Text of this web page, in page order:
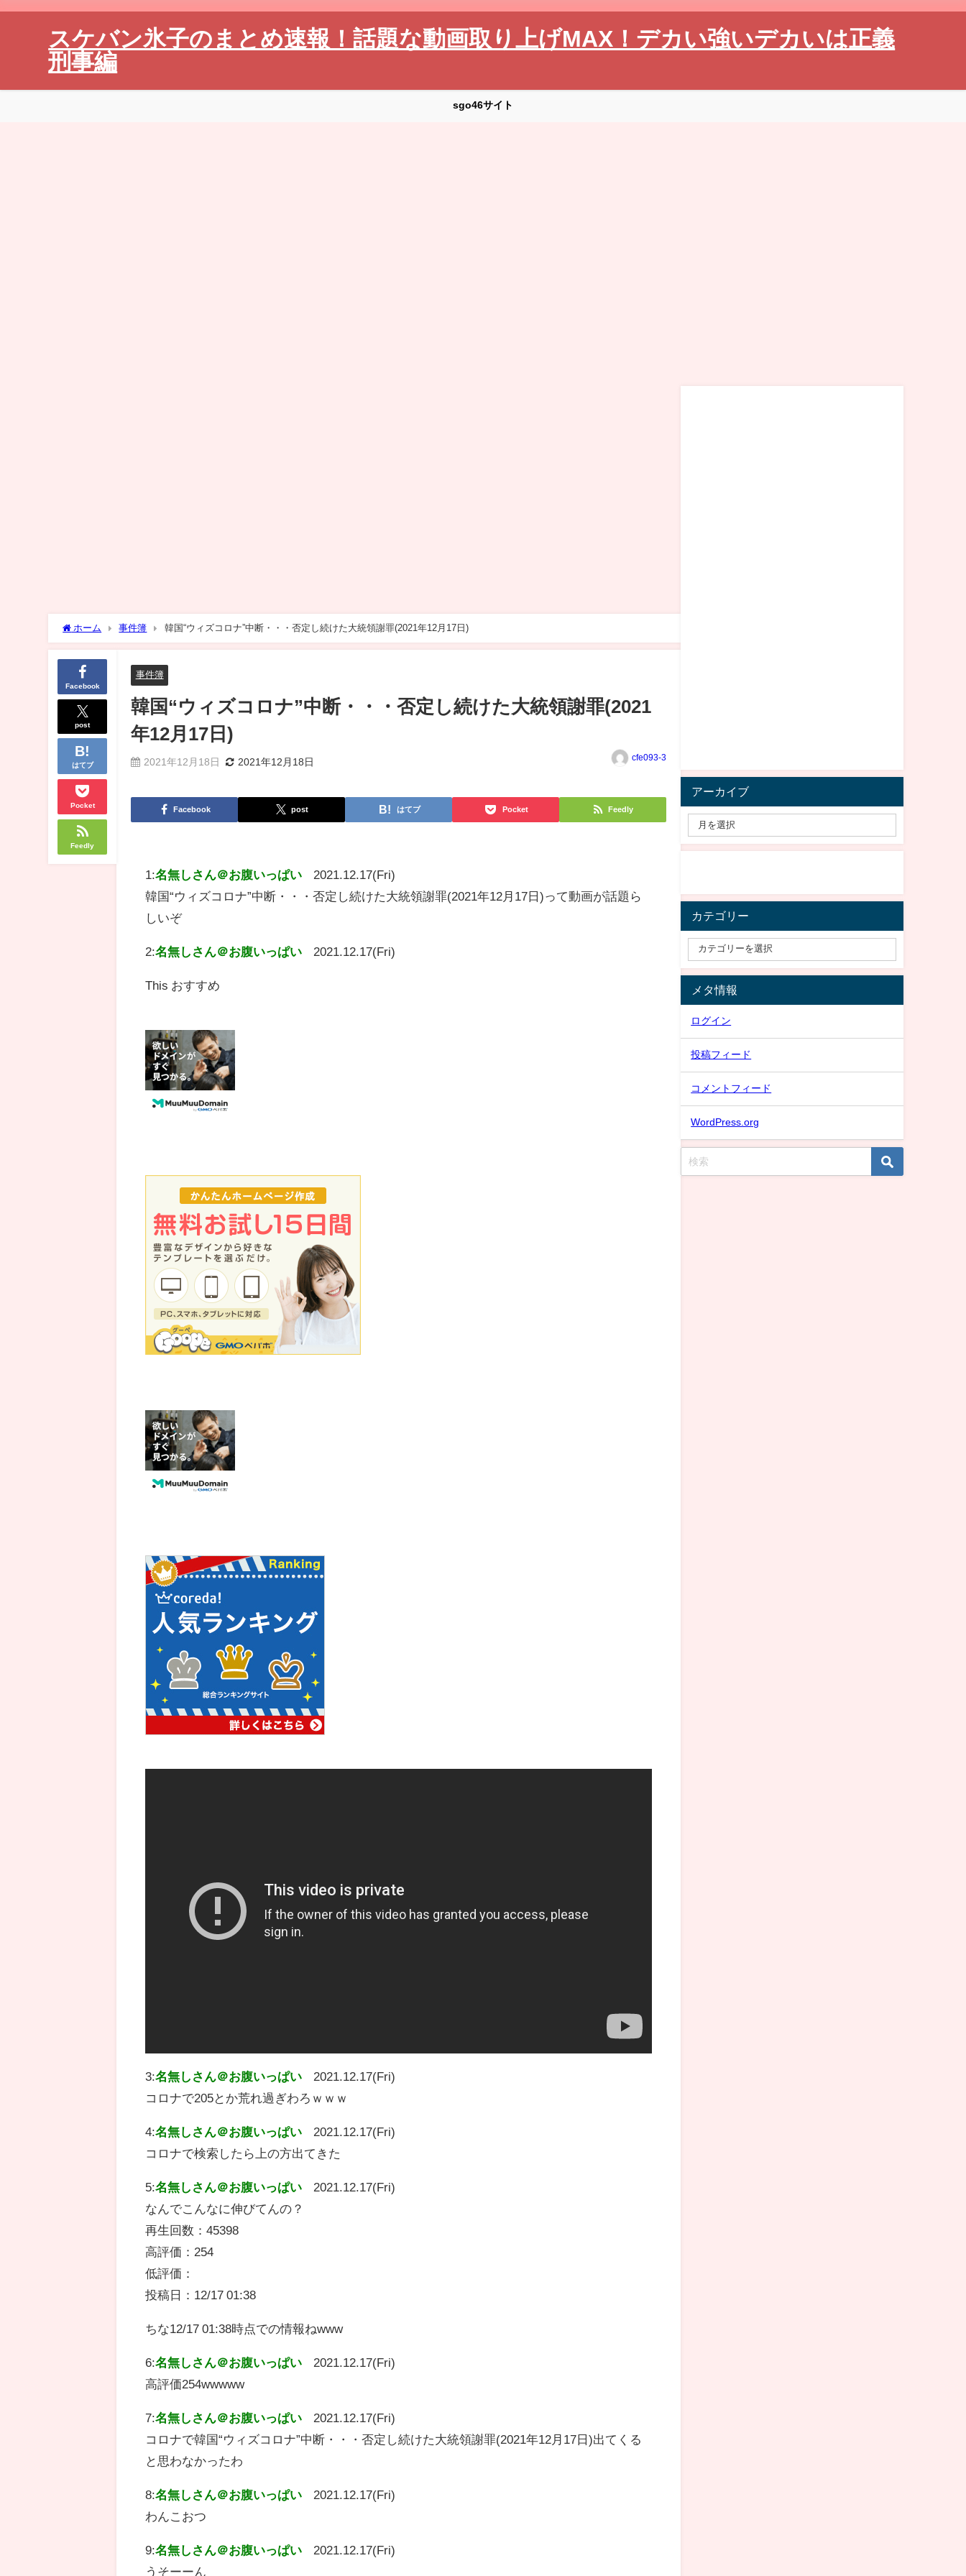
スケバン氷子のまとめ速報！話題な動画取り上げMAX！デカい強いデカいは正義
刑事編
sgo46サイト
ホーム 事件簿 韓国“ウィズコロナ”中断・・・否定し続けた大統領謝罪(2021年12月17日)
Facebook
post
はてブ
Pocket
Feedly
事件簿
韓国“ウィズコロナ”中断・・・否定し続けた大統領謝罪(2021
年12月17日)
2021年12月18日 2021年12月18日 cfe093-3
Facebook post はてブ Pocket Feedly
1:名無しさん＠お腹いっぱい
2021.12.17(Fri)
韓国“ウィズコロナ”中断・・・否定し続けた大統領謝罪(2021年12月17日)って動画が話題ら
しいぞ
2:名無しさん＠お腹いっぱい 2021.12.17(Fri)
This おすすめ
3:名無しさん＠お腹いっぱい
2021.12.17(Fri)
コロナで205とか荒れ過ぎわろｗｗｗ
4:名無しさん＠お腹いっぱい
2021.12.17(Fri)
コロナで検索したら上の方出てきた
5:名無しさん＠お腹いっぱい
2021.12.17(Fri)
なんでこんなに伸びてんの？
再生回数：45398
高評価：254
低評価：
投稿日：12/17 01:38
ちな12/17 01:38時点での情報ねwww
6:名無しさん＠お腹いっぱい
2021.12.17(Fri)
高評価254wwwww
7:名無しさん＠お腹いっぱい
2021.12.17(Fri)
コロナで韓国“ウィズコロナ”中断・・・否定し続けた大統領謝罪(2021年12月17日)出てくる
と思わなかったわ
8:名無しさん＠お腹いっぱい
2021.12.17(Fri)
わんこおつ
9:名無しさん＠お腹いっぱい
2021.12.17(Fri)
うそーーん
アーカイブ
カテゴリー
メタ情報
ログイン
投稿フィード
コメントフィード
WordPress.org